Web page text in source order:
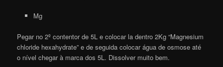
Mg
Pegar no 2º contentor de 5L e colocar la dentro 2Kg “Magnesium
chloride hexahydrate” e de seguida colocar água de osmose até
o nível chegar à marca dos 5L. Dissolver muito bem.